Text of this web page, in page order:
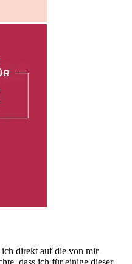
direkt auf die von mir
dass ich für einige dieser